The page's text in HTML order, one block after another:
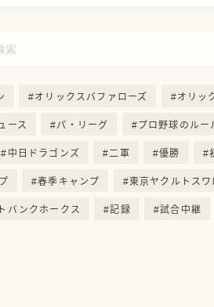
オリックスバファローズ オリッ
ース パ・リーグ プロ野球のルー
中日ドラゴンズ 二軍 優勝
春季キャンプ 東京ヤクルトスワ
バンクホークス 記録 試合中継